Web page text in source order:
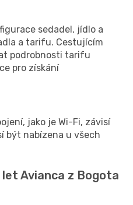
sedadel, jídlo a
a tarifu. Cestujícím
podrobnosti tarifu
pro získání
jako je Wi-Fi, závisí
být nabízena u všech
Avianca z Bogota